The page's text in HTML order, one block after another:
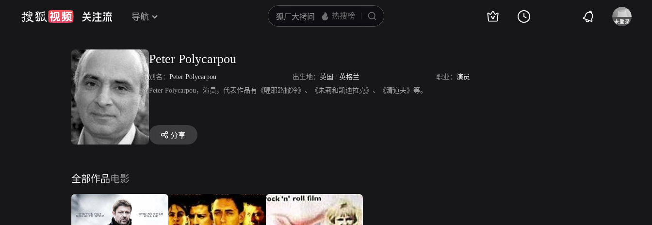
导航
Peter Polycarpou
别名： Peter Polycarpou 出生地： 英国 / 英格兰 职业： 演员
Peter Polycarpou，演员，代表作品有《喔耶路撒冷》、《朱莉和凯迪拉克》、《清道夫》等。
分享
全部作品电影